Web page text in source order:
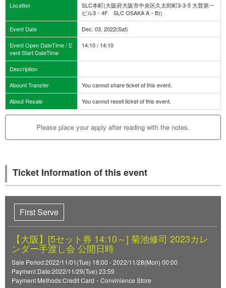
Location
SLC本町(大阪府大阪市中央区久太郎町3-3-5 大晉第一
ビル3・4F SLC OSAKA A・B))
Event Date
Dec. 03, 2022(Sat)
Event Open DateTime / E
vent Start DateTime
14:10 / 14:10
Description
Abount Transfer
You cannot share ticket of this event.
About Resale
You cannot resell ticket of this event.
Please place your apply after reading with the notes.
Ticket Information of this event
First Serve
【大阪】[5セット券 14:10～] 菊池修司 2023カレ
ンダー手渡し会 公開日時
Sale Period:2022/11/01(Tue) 18:00 - 2022/11/28(Mon) 00:00
Payment Date:2022/11/29(Tue) 23:59
Payment Methods:Credit Card・Convinience Store